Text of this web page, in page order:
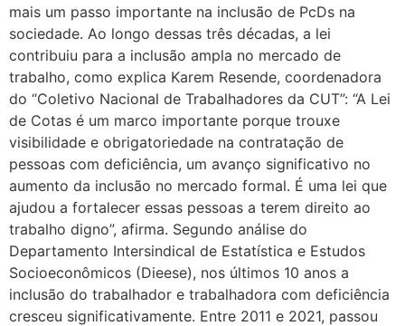
mais um passo importante na inclusão de PcDs na
sociedade. Ao longo dessas três décadas, a lei
contribuiu para a inclusão ampla no mercado de
trabalho, como explica Karem Resende, coordenadora
do “Coletivo Nacional de Trabalhadores da CUT”: “A Lei
de Cotas é um marco importante porque trouxe
visibilidade e obrigatoriedade na contratação de
pessoas com deficiência, um avanço significativo no
aumento da inclusão no mercado formal. É uma lei que
ajudou a fortalecer essas pessoas a terem direito ao
trabalho digno”, afirma. Segundo análise do
Departamento Intersindical de Estatística e Estudos
Socioeconômicos (Dieese), nos últimos 10 anos a
inclusão do trabalhador e trabalhadora com deficiência
cresceu significativamente. Entre 2011 e 2021, passou